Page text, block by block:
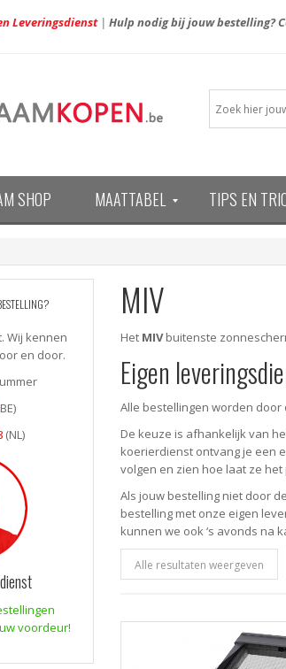
Leveringsdienst| Hulp nodig bij jouw bestelling?
SHOP MAATTABEL TIPS EN
Wij kennen
en door.
(NL)
voordeur!
MIV
Het MIVbuitenste
Eigen
Alle bestellingen worden
De keuze is afhankelijk van
koerierdienst ontvang je een
volgen en zien hoe laat ze
Als jouw bestelling niet door
bestelling met onze eigen
kunnen we ook ‘s avonds na
Alle resultaten weergeven